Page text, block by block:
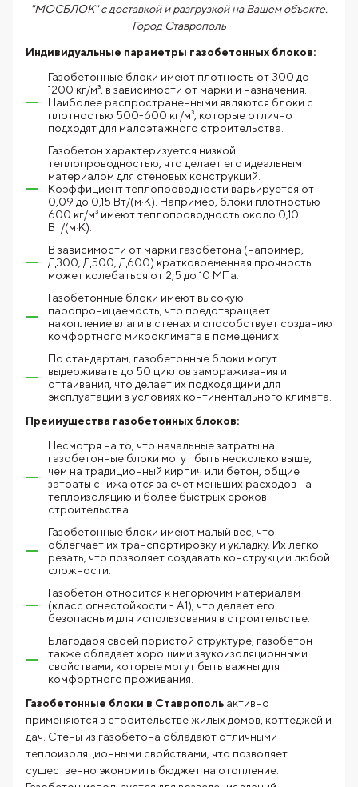
"МОСБЛОК" с доставкой и разгрузкой на Вашем объекте.
Город Ставрополь
Индивидуальные параметры газобетонных блоков:
Газобетонные блоки имеют плотность от 300 до
1200 кг/м³, в зависимости от марки и назначения.
Наиболее распространенными являются блоки с
плотностью 500-600 кг/м³, которые отлично
подходят для малоэтажного строительства.
Газобетон характеризуется низкой
теплопроводностью, что делает его идеальным
материалом для стеновых конструкций.
Коэффициент теплопроводности варьируется от
0,09 до 0,15 Вт/(м·К). Например, блоки плотностью
600 кг/м³ имеют теплопроводность около 0,10
Вт/(м·К).
В зависимости от марки газобетона (например,
Д300, Д500, Д600) кратковременная прочность
может колебаться от 2,5 до 10 МПа.
Газобетонные блоки имеют высокую
паропроницаемость, что предотвращает
накопление влаги в стенах и способствует созданию
комфортного микроклимата в помещениях.
По стандартам, газобетонные блоки могут
выдерживать до 50 циклов замораживания и
оттаивания, что делает их подходящими для
эксплуатации в условиях континентального климата.
Преимущества газобетонных блоков:
Несмотря на то, что начальные затраты на
газобетонные блоки могут быть несколько выше,
чем на традиционный кирпич или бетон, общие
затраты снижаются за счет меньших расходов на
теплоизоляцию и более быстрых сроков
строительства.
Газобетонные блоки имеют малый вес, что
облегчает их транспортировку и укладку. Их легко
резать, что позволяет создавать конструкции любой
сложности.
Газобетон относится к негорючим материалам
(класс огнестойкости - А1), что делает его
безопасным для использования в строительстве.
Благодаря своей пористой структуре, газобетон
также обладает хорошими звукоизоляционными
свойствами, которые могут быть важны для
комфортного проживания.
Газобетонные блоки в Ставрополь активно
применяются в строительстве жилых домов, коттеджей и
дач. Стены из газобетона обладают отличными
теплоизоляционными свойствами, что позволяет
существенно экономить бюджет на отопление.